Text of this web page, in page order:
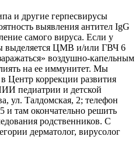
и другие герпесвирусы
выявления антител IgG
самого вируса. Если у
выделяется ЦМВ и/или ГВЧ 6
воздушно-капельным
на ее иммунитет. Мы
Центр коррекции развития
педиатрии и детской
ул. Талдомская, 2; телефон
и там окончательно решить
родственников. С
дерматолог, вирусолог